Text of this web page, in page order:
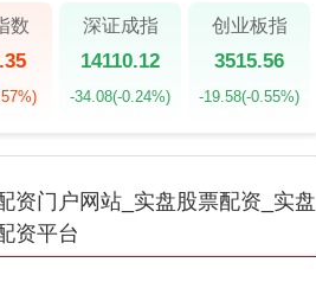
数 深证成指
14110.12
-34.08(-0.24%)
创业板指
3515.56
-19.58(-0.55%)
资门户网站_实盘股票配资_实盘
资平台